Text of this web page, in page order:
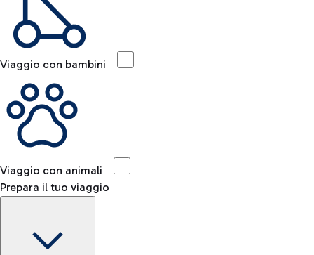
Viaggio con bambini
Viaggio con animali
Prepara il tuo viaggio